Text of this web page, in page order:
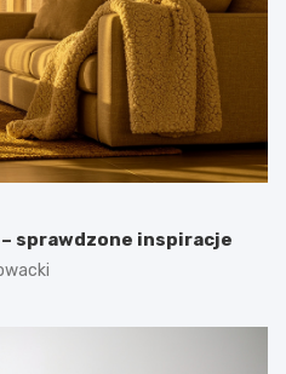
sprawdzone inspiracje